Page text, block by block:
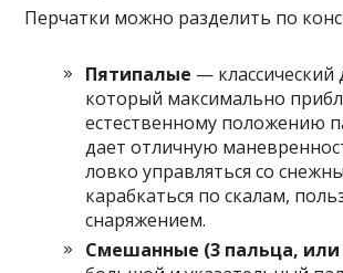
Перчатки можно разделить по
Пятипалые — классический
который максимально
естественному положению
дает отличную
ловко управляться со
карабкаться по скалам,
снаряжением.
Смешанные (3 пальца,